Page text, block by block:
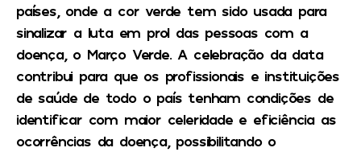
países, onde a cor verde tem sido usada para
sinalizar a luta em prol das pessoas com a
doença, o Março Verde. A celebração da data
contribui para que os profissionais e instituições
de saúde de todo o país tenham condições de
identificar com maior celeridade e eficiência as
ocorrências da doença, possibilitando o